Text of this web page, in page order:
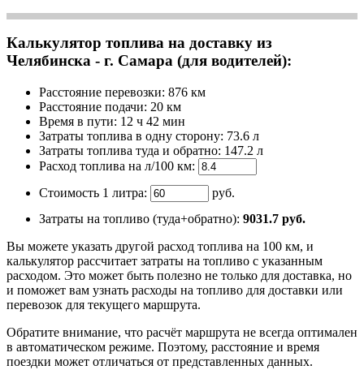
Калькулятор топлива на доставку из
Челябинска - г. Самара (для водителей):
Расстояние перевозки: 876 км
Расстояние подачи: 20 км
Время в пути: 12 ч 42 мин
Затраты топлива в одну сторону: 73.6 л
Затраты топлива туда и обратно: 147.2 л
Расход топлива на л/100 км:
Стоимость 1 литра:
руб.
Затраты на топливо (туда+обратно): 9031.7 руб.
Вы можете указать другой расход топлива на 100 км, и
калькулятор рассчитает затраты на топливо с указанным
расходом. Это может быть полезно не только для доставка, но
и поможет вам узнать расходы на топливо для доставки или
перевозок для текущего маршрута.
Обратите внимание, что расчёт маршрута не всегда оптимален
в автоматическом режиме. Поэтому, расстояние и время
поездки может отличаться от представленных данных.